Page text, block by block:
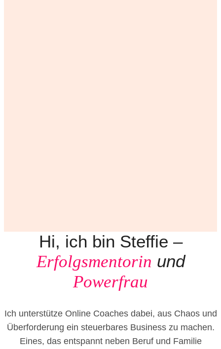
Hi, ich bin Steffie –
Erfolgsmentorin und
Powerfrau
Ich unterstütze Online Coaches dabei, aus Chaos und
Überforderung ein steuerbares Business zu machen.
Eines, das entspannt neben Beruf und Familie